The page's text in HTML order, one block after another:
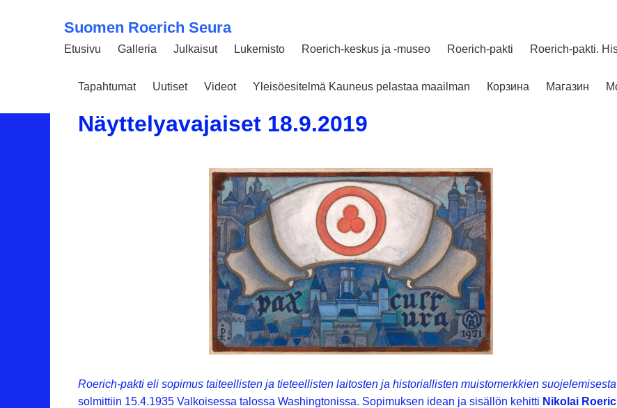
Suomen Roerich Seura
Etusivu Galleria Julkaisut Lukemisto Roerich-keskus ja -museo Roerich-pakti Roerich-pakti.
Tapahtumat Uutiset Videot Yleisöesitelmä Kauneus pelastaa maailman Корзина Магазин
08 SYYSKUUN 2019
Näyttelyavajaiset 18.9.2019
Roerich-pakti eli sopimus taiteellisten ja tieteellisten laitosten ja historiallisten muistomerkkien suojelemisesta
solmittiin 15.4.1935 Valkoisessa talossa Washingtonissa. Sopimuksen idean ja sisällön kehitti Nikolai